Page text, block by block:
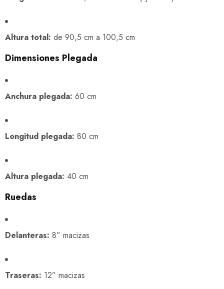
Altura total: de 90,5 cm a 100,5 cm
Dimensiones Plegada
Anchura plegada: 60 cm
Longitud plegada: 80 cm
Altura plegada: 40 cm
Ruedas
Delanteras: 8” macizas
Traseras: 12” macizas